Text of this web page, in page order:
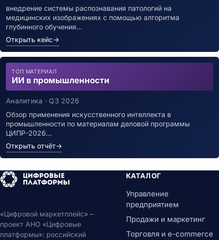
внедрение системы распознавания патологий на
медицинских изображениях с помощью алгоритма
глубинного обучения…
Открыть кейс→
ТОП МАТЕРИАЛ
ИИ в промышленности
Аналитика · Q3 2026
Обзор применения искусственного интеллекта в
промышленности по материалам деловой программы
ЦИПР-2026…
Открыть отчёт→
«Цифровой маркетплейс» –
проект АНО «Цифровые
платформы»: российский
КАТАЛОГ
Управление
предприятием
Продажи и маркетинг
Торговля и e-commerce